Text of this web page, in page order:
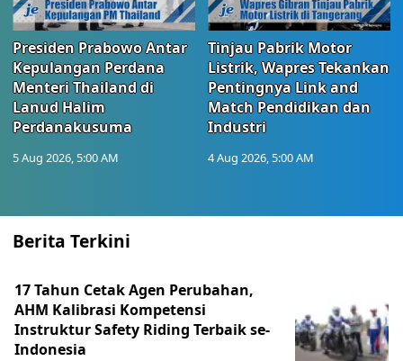
Presiden Prabowo Antar
Kepulangan Perdana
Menteri Thailand di
Lanud Halim
Perdanakusuma
5 Aug 2026, 5:00 AM
Tinjau Pabrik Motor
Listrik, Wapres Tekankan
Pentingnya Link and
Match Pendidikan dan
Industri
4 Aug 2026, 5:00 AM
Berita Terkini
17 Tahun Cetak Agen Perubahan,
AHM Kalibrasi Kompetensi
Instruktur Safety Riding Terbaik se-
Indonesia